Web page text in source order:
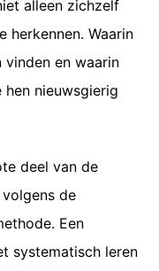
alleen zichzelf
herkennen. Waarin
vinden en waarin
nieuwsgierig
deel van de
de
Een
systematisch leren